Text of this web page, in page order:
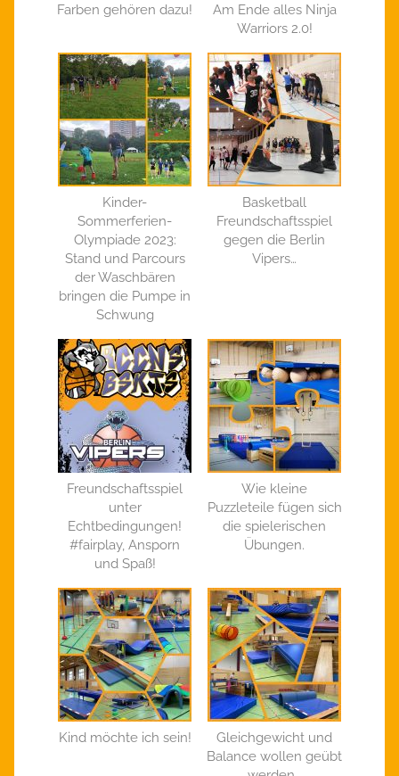
Farben gehören dazu!
Am Ende alles Ninja
Warriors 2.0!
Kinder-
Sommerferien-
Olympiade 2023:
Stand und Parcours
der Waschbären
bringen die Pumpe in
Schwung
Basketball
Freundschaftsspiel
gegen die Berlin
Vipers…
Freundschaftsspiel
unter
Echtbedingungen!
#fairplay, Ansporn
und Spaß!
Wie kleine
Puzzleteile fügen sich
die spielerischen
Übungen.
Kind möchte ich sein!
Gleichgewicht und
Balance wollen geübt